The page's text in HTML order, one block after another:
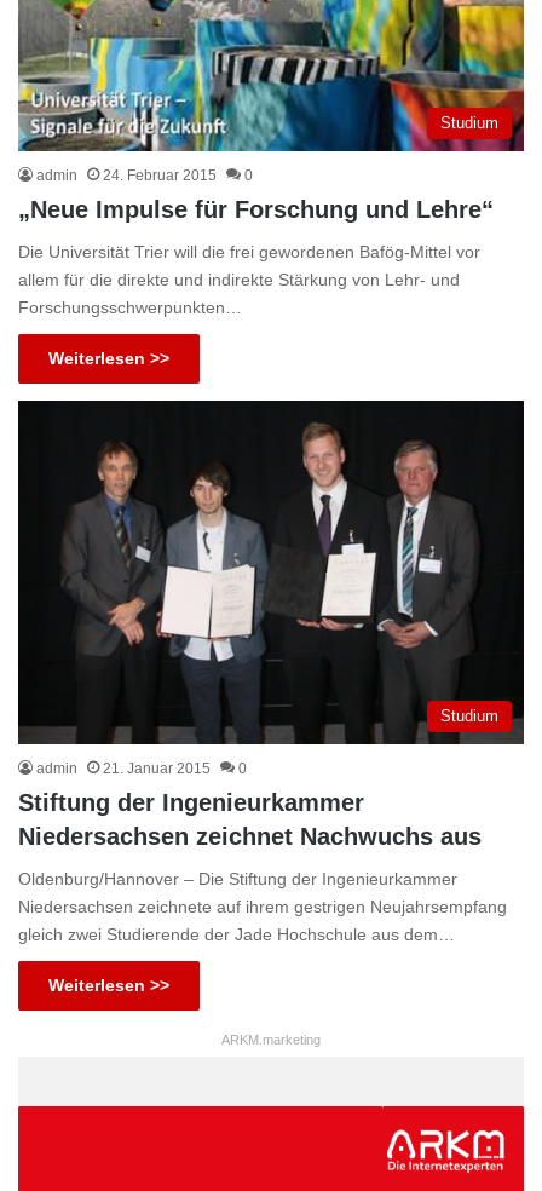
Studium
admin 24. Februar 2015 0
„Neue Impulse für Forschung und Lehre“
Die Universität Trier will die frei gewordenen Bafög-Mittel vor
allem für die direkte und indirekte Stärkung von Lehr- und
Forschungsschwerpunkten…
Weiterlesen >>
Studium
admin 21. Januar 2015 0
Stiftung der Ingenieurkammer
Niedersachsen zeichnet Nachwuchs aus
Oldenburg/Hannover – Die Stiftung der Ingenieurkammer
Niedersachsen zeichnete auf ihrem gestrigen Neujahrsempfang
gleich zwei Studierende der Jade Hochschule aus dem…
Weiterlesen >>
ARKM.marketing